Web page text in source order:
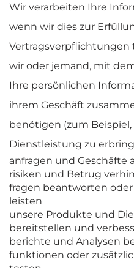
Wir verarbeiten Ihre
wenn wir dies zur
Vertragsverpflichtungen
wir oder jemand, mit
Ihre persönlichen
ihrem Geschäft
benötigen (zum
Dienstleistung zu
anfragen und Geschäfte
risiken und Betrug
fragen beantworten
leisten
unsere Produkte und
bereitstellen und
berichte und Analysen
funktionen oder